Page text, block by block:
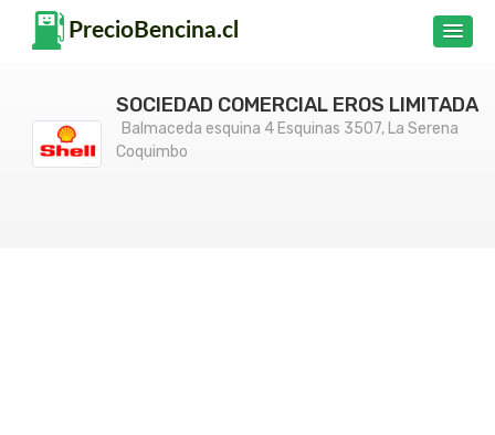
SOCIEDAD COMERCIAL EROS LIMITADA
Balmaceda esquina 4 Esquinas 3507, La Serena
Coquimbo